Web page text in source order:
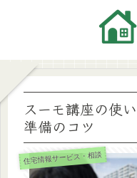
スーモ講座の使
準備のコツ
住宅情報サービス・相談